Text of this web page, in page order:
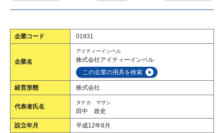
企業コード 01931
企業名
アイティーインペル
株式会社アイティーインペル
この企業の用具を検索
経営形態 株式会社
代表者氏名
タナカ マサシ
田中 政史
設立年月 平成12年8月